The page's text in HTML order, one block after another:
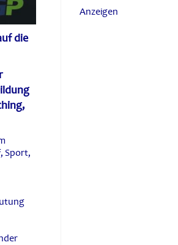
die
Sport,
Anzeigen